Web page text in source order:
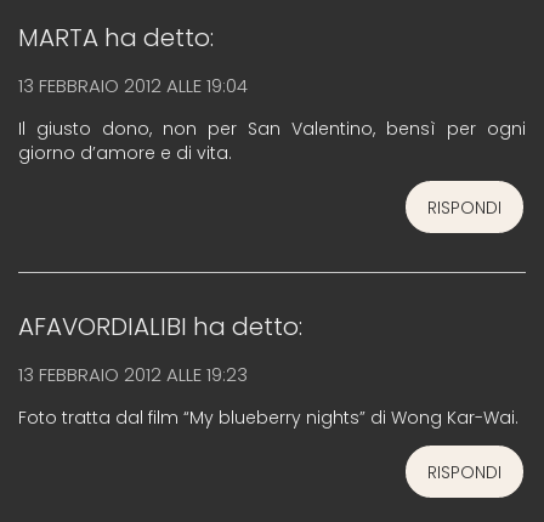
MARTA ha detto:
13 FEBBRAIO 2012 ALLE 19:04
Il giusto dono, non per San Valentino, bensì per ogni
giorno d’amore e di vita.
RISPONDI
AFAVORDIALIBI ha detto:
13 FEBBRAIO 2012 ALLE 19:23
Foto tratta dal film “My blueberry nights” di Wong Kar-Wai.
RISPONDI